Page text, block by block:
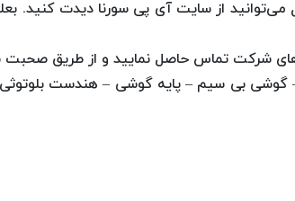
از سایت آی پی سورنا دیدت کنید.
شرکت تماس حاصل نمایید و از طریق صحبت
گوشی بی سیم –پایه گوشی –هندست